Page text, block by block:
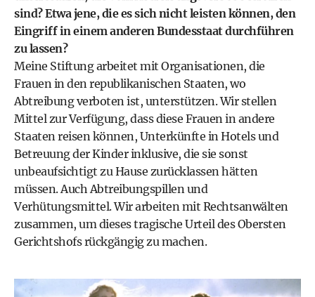
sind? Etwa jene, die es sich nicht leisten können, den
Eingriff in einem anderen Bundesstaat durchführen
zu lassen?
Meine Stiftung arbeitet mit Organisationen, die
Frauen in den republikanischen Staaten, wo
Abtreibung verboten ist, unterstützen. Wir stellen
Mittel zur Verfügung, dass diese Frauen in andere
Staaten reisen können, Unterkünfte in Hotels und
Betreuung der Kinder inklusive, die sie sonst
unbeaufsichtigt zu Hause zurücklassen hätten
müssen. Auch Abtreibungspillen und
Verhütungsmittel. Wir arbeiten mit Rechtsanwälten
zusammen, um dieses tragische Urteil des Obersten
Gerichtshofs rückgängig zu machen.